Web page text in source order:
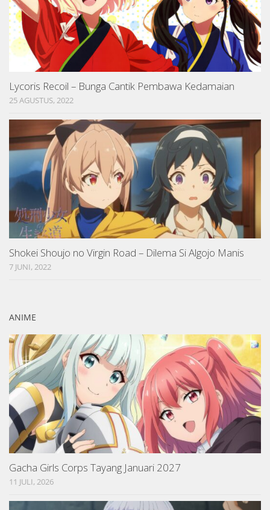
Lycoris Recoil – Bunga Cantik Pembawa Kedamaian
25 AGUSTUS, 2022
Shokei Shoujo no Virgin Road – Dilema Si Algojo Manis
7 JUNI, 2022
ANIME
Gacha Girls Corps Tayang Januari 2027
11 JULI, 2026